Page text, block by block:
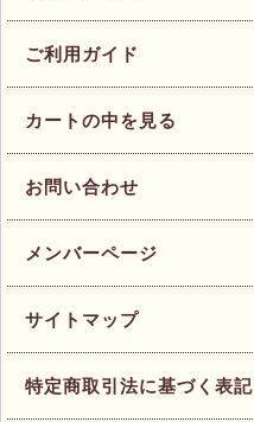
ご利用ガイド
カートの中を見る
お問い合わせ
メンバーページ
サイトマップ
特定商取引法に基づく表記